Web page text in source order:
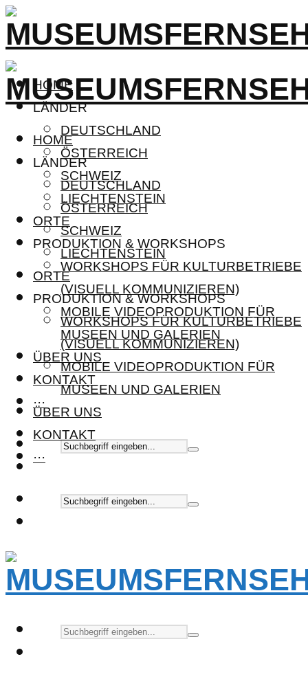
HOME
LÄNDER
DEUTSCHLAND
ÖSTERREICH
SCHWEIZ
LIECHTENSTEIN
ORTE
PRODUKTION & WORKSHOPS
WORKSHOPS FÜR KULTURBETRIEBE
(VISUELL KOMMUNIZIEREN)
MOBILE VIDEOPRODUKTION FÜR
MUSEEN UND GALERIEN
ÜBER UNS
KONTAKT
···
HOME
LÄNDER
DEUTSCHLAND
ÖSTERREICH
SCHWEIZ
LIECHTENSTEIN
ORTE
PRODUKTION & WORKSHOPS
WORKSHOPS FÜR KULTURBETRIEBE
(VISUELL KOMMUNIZIEREN)
MOBILE VIDEOPRODUKTION FÜR
MUSEEN UND GALERIEN
ÜBER UNS
KONTAKT
···